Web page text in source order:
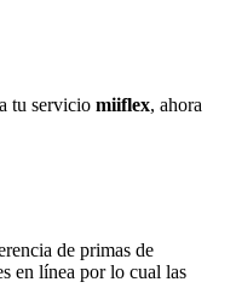
tu servicio miiflex, ahora
de primas de
en línea por lo cual las